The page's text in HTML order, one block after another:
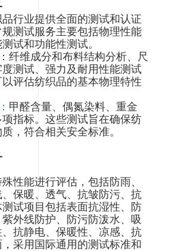
行业提供全面的测试和认证
测试服务主要包括物理性能
试和功能性测试。
：纤维成分和布料结构分析、尺
测试、强力及耐用性能测试
评估纺织品的基本物理特性
甲醛含量、偶氮染料、重金
指标。这些测试旨在确保纺
，符合相关安全标准。
性能进行评估，包括防雨、
保暖、透气、抗皱防污、抗
试项目包括表面抗湿性、防
外线防护、防污防泼水、吸
抗静电、保暖性、凉感、抗
采用国际通用的测试标准和